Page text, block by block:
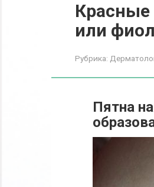
Красные
или
Рубрика:
Пятна